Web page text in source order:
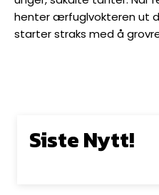
henter ærfuglvokteren ut
starter straks med å
Siste Nytt!